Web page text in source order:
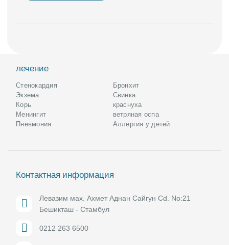
лечение
Стенокардия
Бронхит
Экзема
Свинка
Корь
краснуха
Менингит
ветряная оспа
Пневмония
Аллергия у детей
Контактная информация
Левазим мах. Ахмет Аднан Сайгун Cd. No:21
Бешикташ - Стамбул
0212 263 6500